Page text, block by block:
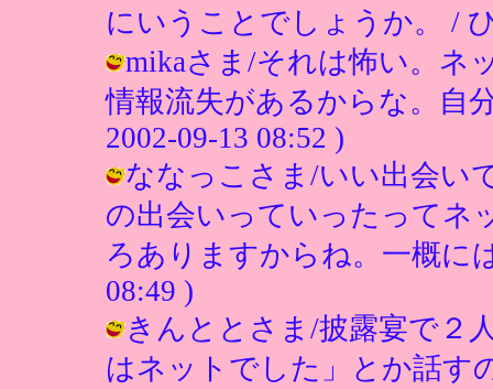
にいうことでしょうか。 /
mikaさま/それは怖い。ネ
情報流失があるからな。自
2002-09-13 08:52 )
ななっこさま/いい出会い
の出会いっていったってネ
ろありますからね。一概に
08:49 )
きんととさま/披露宴で２
はネットでした」とか話す